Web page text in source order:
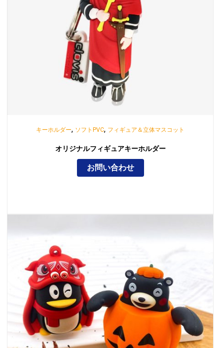
キーホルダー, ソフトPVC, フィギュア＆立体マスコット
オリジナルフィギュアキーホルダー
お問い合わせ